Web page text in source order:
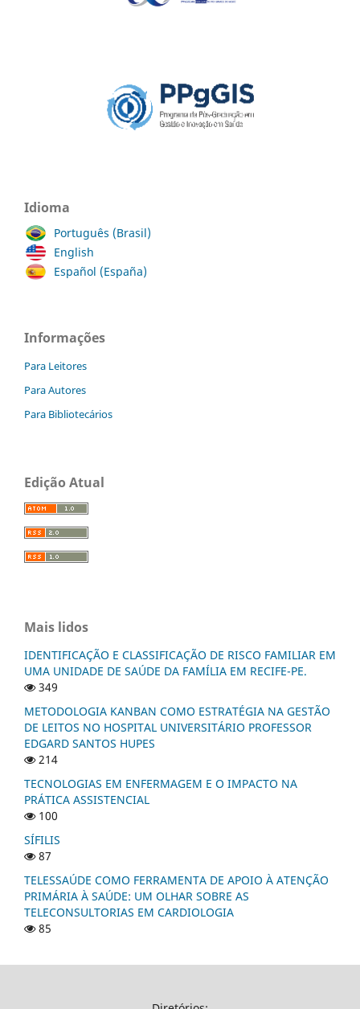
Idioma
Português (Brasil)
English
Español (España)
Informações
Para Leitores
Para Autores
Para Bibliotecários
Edição Atual
Mais lidos
IDENTIFICAÇÃO E CLASSIFICAÇÃO DE RISCO FAMILIAR EM
UMA UNIDADE DE SAÚDE DA FAMÍLIA EM RECIFE-PE.
349
METODOLOGIA KANBAN COMO ESTRATÉGIA NA GESTÃO
DE LEITOS NO HOSPITAL UNIVERSITÁRIO PROFESSOR
EDGARD SANTOS HUPES
214
TECNOLOGIAS EM ENFERMAGEM E O IMPACTO NA
PRÁTICA ASSISTENCIAL
100
SÍFILIS
87
TELESSAÚDE COMO FERRAMENTA DE APOIO À ATENÇÃO
PRIMÁRIA À SAÚDE: UM OLHAR SOBRE AS
TELECONSULTORIAS EM CARDIOLOGIA
85